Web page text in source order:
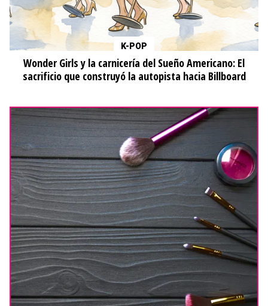
Derechos reservados © Todos Los Jugadores.
TLJ y el logo de TLJ son marcas registradas.
¿Quiénes somos?
Contacto
Términos y Condiciones
Aviso de privacidad
Tu Cochinito
Viviendo en Casa